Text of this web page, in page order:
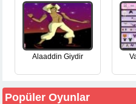
Alaaddin Giydir
Popüler Oyunlar